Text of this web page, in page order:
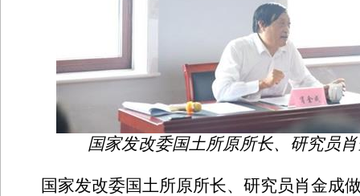
国家发改委国土所原所长、研究员
国家发改委国土所原所长、研究员肖金成